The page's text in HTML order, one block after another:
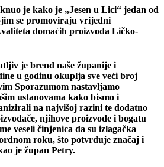
je kako je „Jesen u Lici“ jedan od
se promoviraju vrijedni
domaćih proizvoda Ličko-
je brend naše županije i
u godinu okuplja sve veći broj
Sporazumom nastavljamo
ustanovama kako bismo i
na najvišoj razini te dodatno
njihove proizvode i bogatu
veseli činjenica da su izlagačka
roku, što potvrđuje značaj i
je župan Petry.